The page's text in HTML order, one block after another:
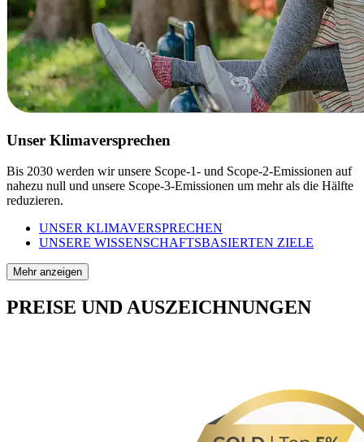
Unser Klimaversprechen
Bis 2030 werden wir unsere Scope-1- und Scope-2-Emissionen auf
nahezu null und unsere Scope-3-Emissionen um mehr als die Hälfte
reduzieren.
UNSER KLIMAVERSPRECHEN
UNSERE WISSENSCHAFTSBASIERTEN ZIELE
Mehr anzeigen
PREISE UND AUSZEICHNUNGEN